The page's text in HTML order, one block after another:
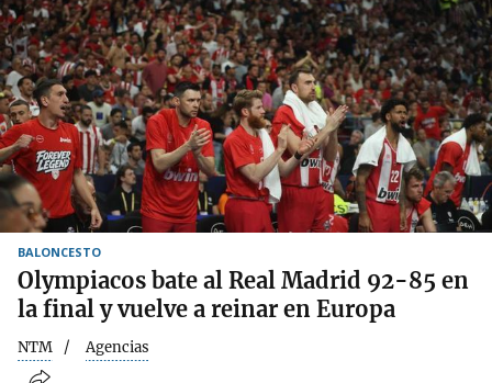
BALONCESTO
Olympiacos bate al Real Madrid 92-85 en
la final y vuelve a reinar en Europa
NTM Agencias